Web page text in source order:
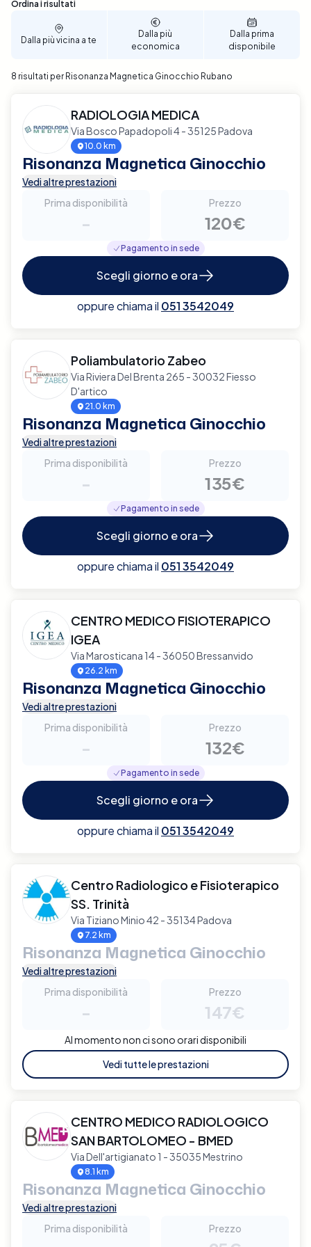
miglior supporto per la salute del tuo ginocchio,
prenota ora con Elty a Rubano.
Sono stati trovati 8 risultati
Ordina i risultati
Dalla più vicina a te
Dalla più
economica
Dalla prima
disponibile
8 risultati per Risonanza Magnetica Ginocchio Rubano
RADIOLOGIA MEDICA
Via Bosco Papadopoli 4 - 35125 Padova
10.0 km
Risonanza Magnetica Ginocchio
Vedi altre prestazioni
Prima disponibilità
-
Prezzo
120€
Pagamento in sede
Scegli giorno e ora
oppure chiama il 051 3542049
Poliambulatorio Zabeo
Via Riviera Del Brenta 265 - 30032 Fiesso
D'artico
21.0 km
Risonanza Magnetica Ginocchio
Vedi altre prestazioni
Prima disponibilità
-
Prezzo
135€
Pagamento in sede
Scegli giorno e ora
oppure chiama il 051 3542049
CENTRO MEDICO FISIOTERAPICO
IGEA
Via Marosticana 14 - 36050 Bressanvido
26.2 km
Risonanza Magnetica Ginocchio
Vedi altre prestazioni
Prima disponibilità
-
Prezzo
132€
Pagamento in sede
Scegli giorno e ora
oppure chiama il 051 3542049
Centro Radiologico e Fisioterapico
SS. Trinità
Via Tiziano Minio 42 - 35134 Padova
7.2 km
Risonanza Magnetica Ginocchio
Vedi altre prestazioni
Prima disponibilità
-
Prezzo
147€
Al momento non ci sono orari disponibili
Vedi tutte le prestazioni
CENTRO MEDICO RADIOLOGICO
SAN BARTOLOMEO - BMED
Via Dell'artigianato 1 - 35035 Mestrino
8.1 km
Risonanza Magnetica Ginocchio
Vedi altre prestazioni
Prima disponibilità
Prezzo